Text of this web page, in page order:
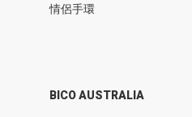
情侶手環
BICO AUSTRALIA